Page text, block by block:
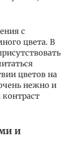
с
цвета. В
цветов на
нежно и
контраст
и